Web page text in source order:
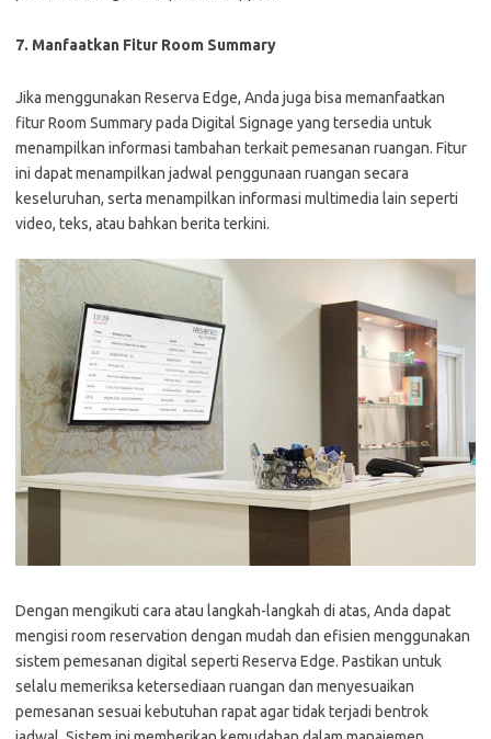
7. Manfaatkan Fitur Room Summary
Jika menggunakan Reserva Edge, Anda juga bisa memanfaatkan
fitur Room Summary pada Digital Signage yang tersedia untuk
menampilkan informasi tambahan terkait pemesanan ruangan. Fitur
ini dapat menampilkan jadwal penggunaan ruangan secara
keseluruhan, serta menampilkan informasi multimedia lain seperti
video, teks, atau bahkan berita terkini.
Dengan mengikuti cara atau langkah-langkah di atas, Anda dapat
mengisi room reservation dengan mudah dan efisien menggunakan
sistem pemesanan digital seperti Reserva Edge. Pastikan untuk
selalu memeriksa ketersediaan ruangan dan menyesuaikan
pemesanan sesuai kebutuhan rapat agar tidak terjadi bentrok